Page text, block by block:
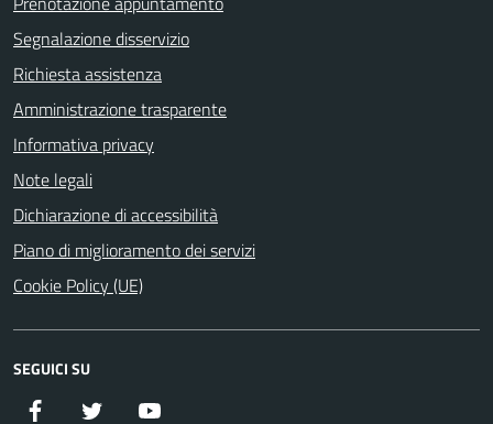
Segnalazione disservizio
Richiesta assistenza
Amministrazione trasparente
Informativa privacy
Note legali
Dichiarazione di accessibilità
Piano di miglioramento dei servizi
Cookie Policy (UE)
SEGUICI SU
Facebook Twitter